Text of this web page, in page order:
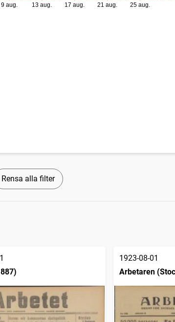
9 aug. 13 aug. 17 aug. 21 aug. 25 aug.
Rensa alla filter
1923-08-01
Arbetaren